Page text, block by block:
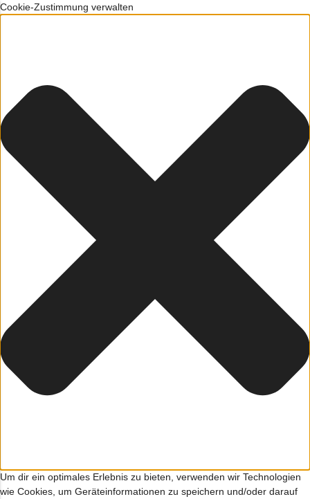
Cookie-Zustimmung verwalten
Um dir ein optimales Erlebnis zu bieten, verwenden wir Technologien
wie Cookies, um Geräteinformationen zu speichern und/oder darauf